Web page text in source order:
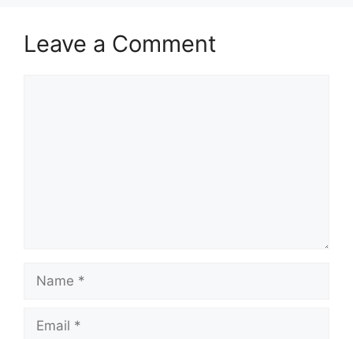
Leave a Comment